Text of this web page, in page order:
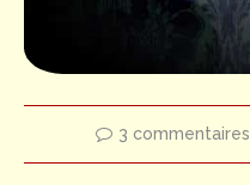
3 commentaires